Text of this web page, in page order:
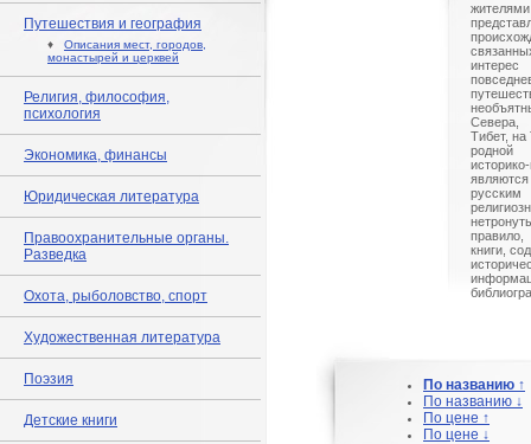
Путешествия и география
♦ Описания мест, городов,
монастырей и церквей
Религия, философия,
психология
Экономика, финансы
Юридическая литература
Правоохранительные органы.
Разведка
Охота, рыболовство, спорт
Художественная литература
Поэзия
Детские книги
Севера,
Тибет,
родной
правило,
книги,
По названию ↑
По названию ↓
По цене ↑
По цене ↓